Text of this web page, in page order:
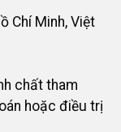
Chí Minh, Việt
chất tham
hoặc điều trị